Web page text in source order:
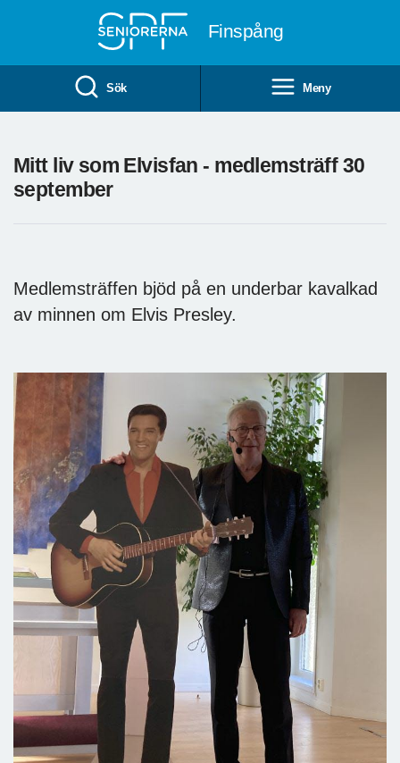
Finspång
Sök Meny
Mitt liv som Elvisfan - medlemsträff 30
september
Medlemsträffen bjöd på en underbar kavalkad
av minnen om Elvis Presley.